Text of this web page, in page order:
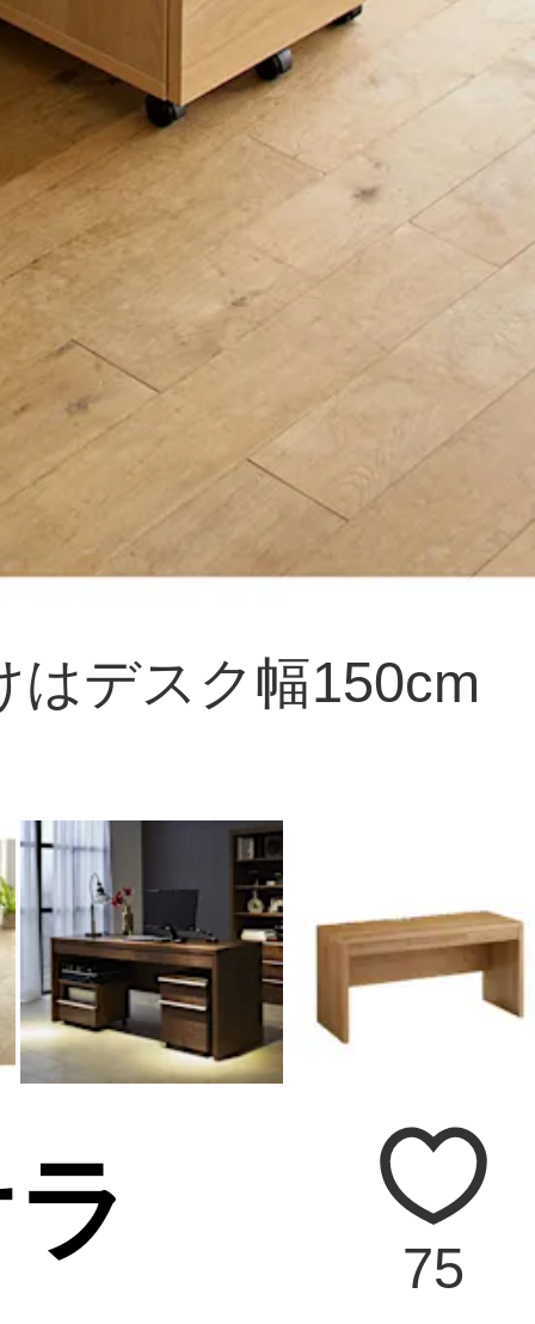
デスク幅150cm
75